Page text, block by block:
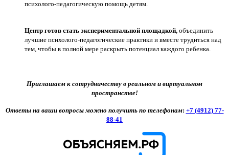
психолого-педагогическую помощь детям.
Центр готов стать экспериментальной площадкой, объединить
лучшие психолого-педагогические практики и вместе трудиться над
тем, чтобы в полной мере раскрыть потенциал каждого ребенка.
Приглашаем к сотрудничеству в реальном и виртуальном
пространстве!
Ответы на ваши вопросы можно получить по телефонам: +7 (4912) 77-
88-41